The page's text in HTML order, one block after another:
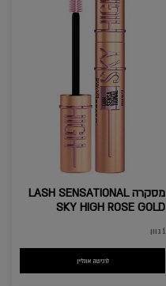
מסקרה LASH SENSATIONAL
SKY HIGH ROSE GOLD
1 גוון
לרכישה אונליין